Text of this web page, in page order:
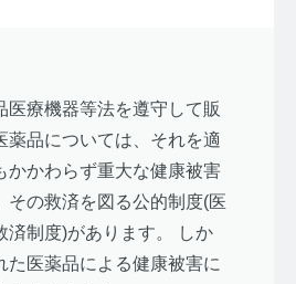
医療機器等法を遵守して販
薬品については、それを適
かかわらず重大な健康被害
その救済を図る公的制度(医
済制度)があります。 しか
た医薬品による健康被害に